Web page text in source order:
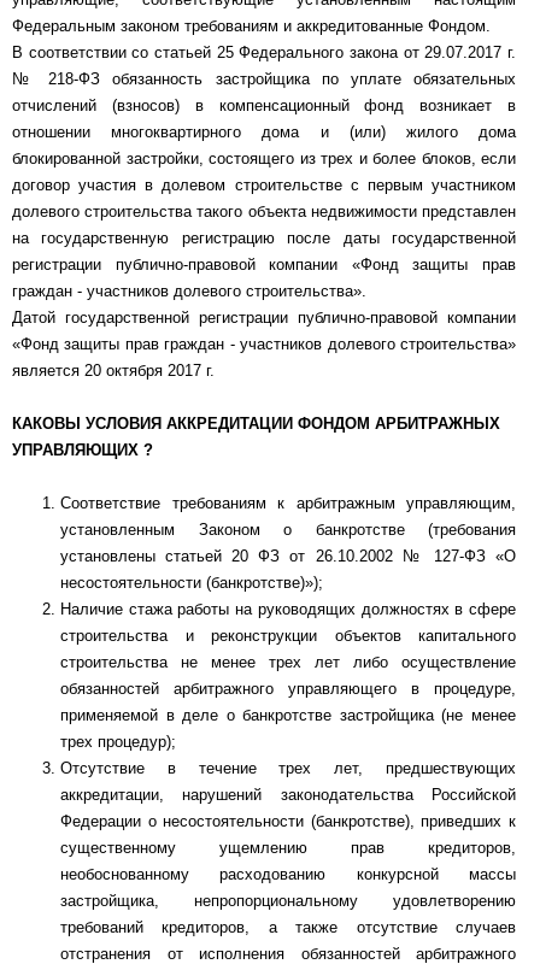
Федеральным законом требованиям и аккредитованные Фондом.
В соответствии со статьей 25 Федерального закона от 29.07.2017 г.
№ 218-ФЗ обязанность застройщика по уплате обязательных
отчислений (взносов) в компенсационный фонд возникает в
отношении многоквартирного дома и (или) жилого дома
блокированной застройки, состоящего из трех и более блоков, если
договор участия в долевом строительстве с первым участником
долевого строительства такого объекта недвижимости представлен
на государственную регистрацию после даты государственной
регистрации публично-правовой компании «Фонд защиты прав
граждан - участников долевого строительства».
Датой государственной регистрации публично-правовой компании
«Фонд защиты прав граждан - участников долевого строительства»
является 20 октября 2017 г.
КАКОВЫ УСЛОВИЯ АККРЕДИТАЦИИ ФОНДОМ АРБИТРАЖНЫХ
УПРАВЛЯЮЩИХ ?
Соответствие требованиям к арбитражным управляющим,
установленным Законом о банкротстве (требования
установлены статьей 20 ФЗ от 26.10.2002 № 127-ФЗ «О
несостоятельности (банкротстве)»);
Наличие стажа работы на руководящих должностях в сфере
строительства и реконструкции объектов капитального
строительства не менее трех лет либо осуществление
обязанностей арбитражного управляющего в процедуре,
применяемой в деле о банкротстве застройщика (не менее
трех процедур);
Отсутствие в течение трех лет, предшествующих
аккредитации, нарушений законодательства Российской
Федерации о несостоятельности (банкротстве), приведших к
существенному ущемлению прав кредиторов,
необоснованному расходованию конкурсной массы
застройщика, непропорциональному удовлетворению
требований кредиторов, а также отсутствие случаев
отстранения от исполнения обязанностей арбитражного